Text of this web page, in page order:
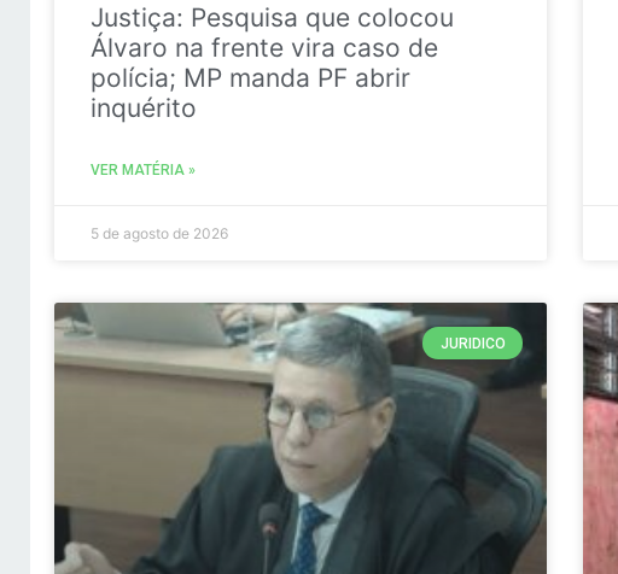
Justiça: Pesquisa que colocou
Álvaro na frente vira caso de
polícia; MP manda PF abrir
inquérito
VER MATÉRIA »
5 de agosto de 2026
JURIDICO